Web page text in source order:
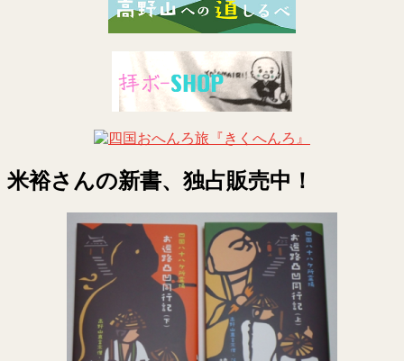
米裕さんの新書、独占販売中！